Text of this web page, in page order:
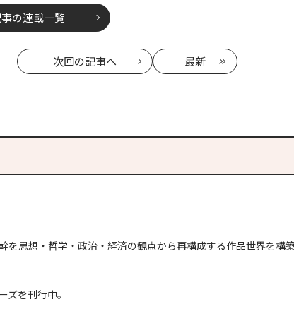
の連載一覧
次回の記事へ 最新
思想・哲学・政治・経済の観点から再構成する作品世界を構
を刊行中。